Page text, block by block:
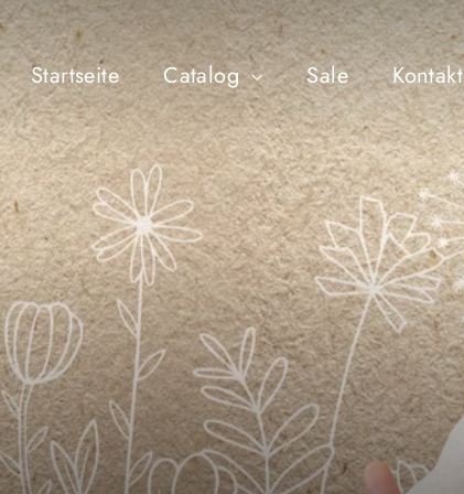
Startseite Catalog Sale Kontakt